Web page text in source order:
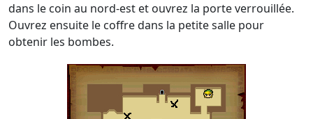
dans le coin au nord-est et ouvrez la porte verrouillée.
Ouvrez ensuite le coffre dans la petite salle pour
obtenir les bombes.